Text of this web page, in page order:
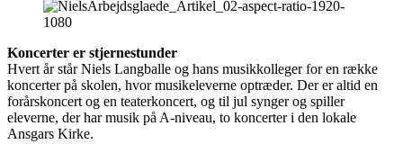
Koncerter er stjernestunder
Hvert år står Niels Langballe og hans musikkolleger for en række
koncerter på skolen, hvor musikeleverne optræder. Der er altid en
forårskoncert og en teaterkoncert, og til jul synger og spiller
eleverne, der har musik på A-niveau, to koncerter i den lokale
Ansgars Kirke.